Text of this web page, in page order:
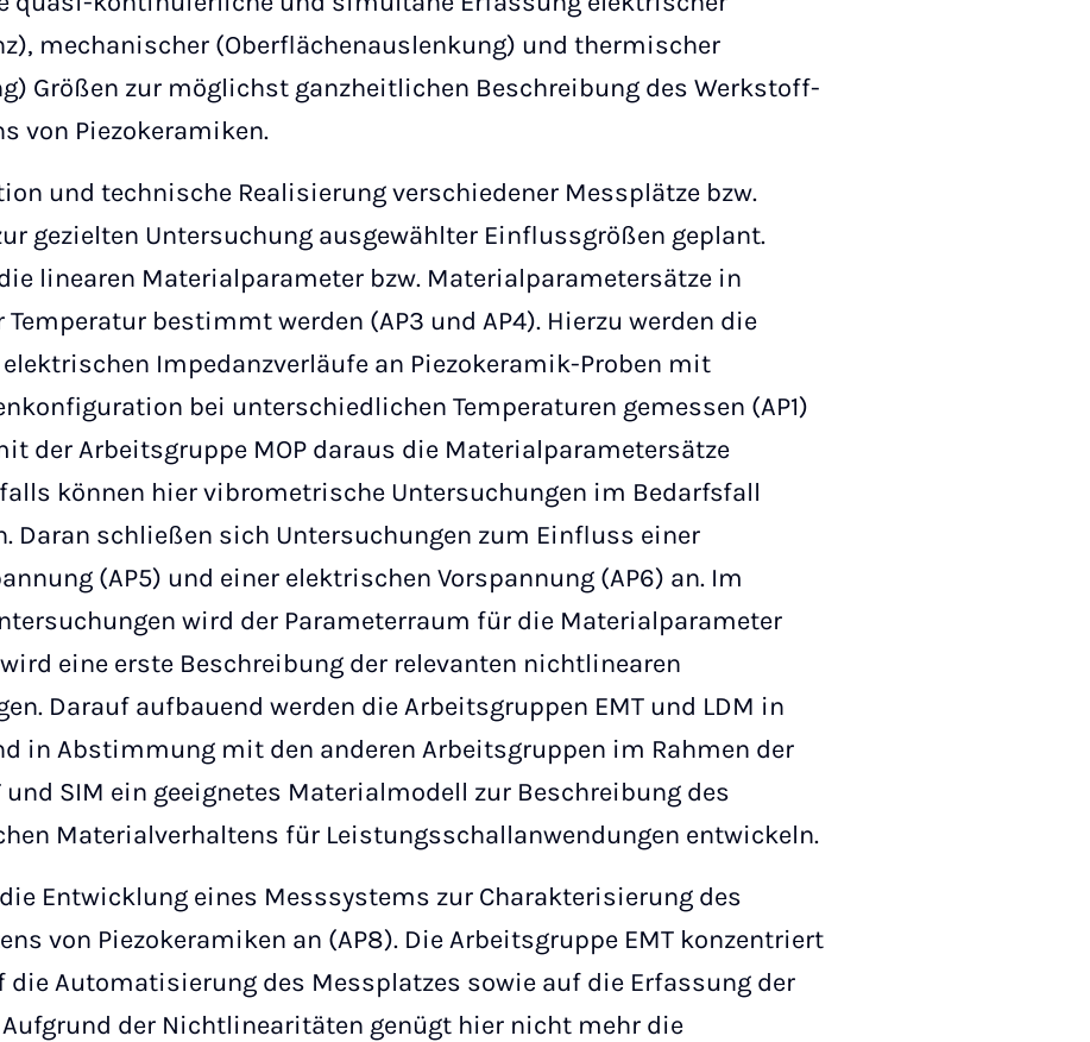
mechanischer (Oberflächenauslenkung) und thermischer
Größen zur möglichst ganzheitlichen Beschreibung des Werkstoff-
von Piezokeramiken.
und technische Realisierung verschiedener Messplätze bzw.
gezielten Untersuchung ausgewählter Einflussgrößen geplant.
linearen Materialparameter bzw. Materialparametersätze in
bestimmt werden (AP3 und AP4). Hierzu werden die
Impedanzverläufe an Piezokeramik-Proben mit
bei unterschiedlichen Temperaturen gemessen (AP1)
der Arbeitsgruppe MOP daraus die Materialparametersätze
können hier vibrometrische Untersuchungen im Bedarfsfall
Daran schließen sich Untersuchungen zum Einfluss einer
(AP5) und einer elektrischen Vorspannung (AP6) an. Im
wird der Parameterraum für die Materialparameter
eine erste Beschreibung der relevanten nichtlinearen
Darauf aufbauend werden die Arbeitsgruppen EMT und LDM in
in Abstimmung mit den anderen Arbeitsgruppen im Rahmen der
und SIM ein geeignetes Materialmodell zur Beschreibung des
Materialverhaltens für Leistungsschallanwendungen entwickeln.
Entwicklung eines Messsystems zur Charakterisierung des
von Piezokeramiken an (AP8). Die Arbeitsgruppe EMT konzentriert
Automatisierung des Messplatzes sowie auf die Erfassung der
der Nichtlinearitäten genügt hier nicht mehr die